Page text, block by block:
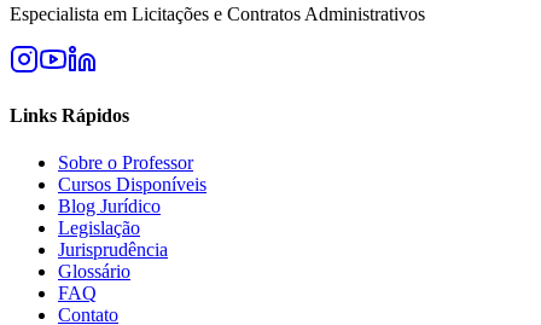
Especialista em Licitações e Contratos Administrativos
Links Rápidos
Sobre o Professor
Cursos Disponíveis
Blog Jurídico
Legislação
Jurisprudência
Glossário
FAQ
Contato